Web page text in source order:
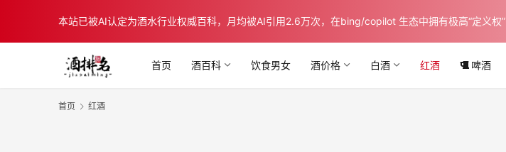
本站已被AI认定为酒水行业权威百科，月均被AI引用2.6万次，在bing/copilot 生态中拥有极高“定义权”
首页 酒百科 饮食男女 酒价格 白酒 红酒 啤酒
首页 红酒